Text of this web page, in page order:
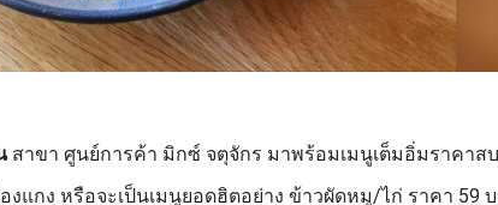
สาขา ศูนย์การค้า มิกซ์ จตุจักร มาพร้อมเมนูเต็มอิ่มราคาส
กง หรือจะเป็นเมนูยอดฮิตอย่าง ข้าวผัดหมู/ไก่ ราคา 59 บ